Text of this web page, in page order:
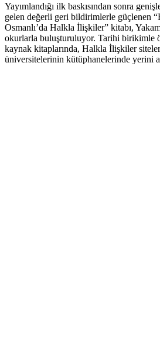
Yayımlandığı ilk baskısından sonra
gelen değerli geri bildirimlerle güçlenen
Osmanlı’da Halkla İlişkiler” kitabı,
okurlarla buluşturuluyor. Tarihi birikimle
kaynak kitaplarında, Halkla İlişkiler
üniversitelerinin kütüphanelerinde yerini